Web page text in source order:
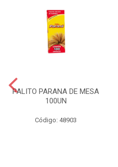
PALITO PARANA DE MESA
100UN
Código: 48903